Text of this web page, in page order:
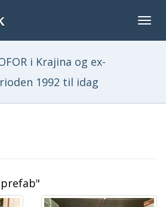
i Krajina og ex-
1992 til idag